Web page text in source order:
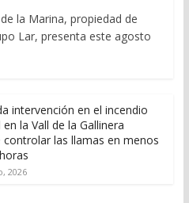
la Marina, propiedad de
Lar, presenta este agosto
intervención en el incendio
la Vall de la Gallinera
controlar las llamas en menos
2026